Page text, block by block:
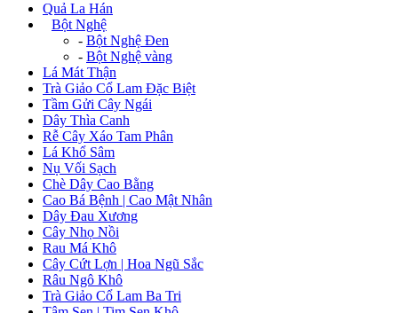
Quả La Hán
Bột Nghệ
- Bột Nghệ Đen
- Bột Nghệ vàng
Lá Mát Thận
Trà Giảo Cổ Lam Đặc Biệt
Tầm Gửi Cây Ngái
Dây Thìa Canh
Rễ Cây Xáo Tam Phân
Lá Khổ Sâm
Nụ Vối Sạch
Chè Dây Cao Bằng
Cao Bá Bệnh | Cao Mật Nhân
Dây Đau Xương
Cây Nhọ Nồi
Rau Má Khô
Cây Cứt Lợn | Hoa Ngũ Sắc
Râu Ngô Khô
Trà Giảo Cổ Lam Ba Tri